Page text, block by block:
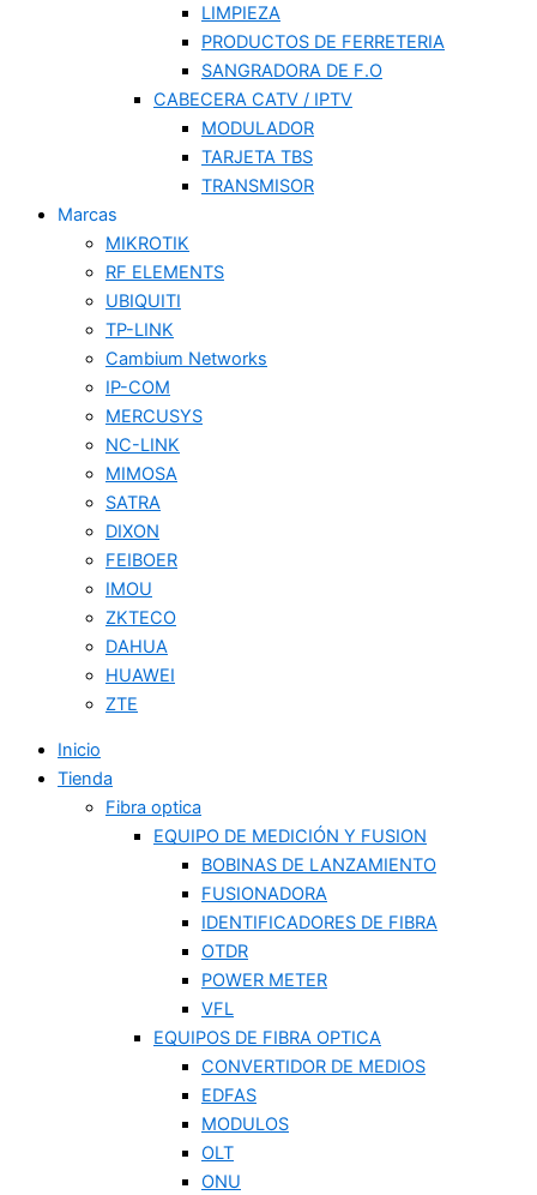
LIMPIEZA
PRODUCTOS DE FERRETERIA
SANGRADORA DE F.O
CABECERA CATV / IPTV
MODULADOR
TARJETA TBS
TRANSMISOR
Marcas
MIKROTIK
RF ELEMENTS
UBIQUITI
TP-LINK
Cambium Networks
IP-COM
MERCUSYS
NC-LINK
MIMOSA
SATRA
DIXON
FEIBOER
IMOU
ZKTECO
DAHUA
HUAWEI
ZTE
Inicio
Tienda
Fibra optica
EQUIPO DE MEDICIÓN Y FUSION
BOBINAS DE LANZAMIENTO
FUSIONADORA
IDENTIFICADORES DE FIBRA
OTDR
POWER METER
VFL
EQUIPOS DE FIBRA OPTICA
CONVERTIDOR DE MEDIOS
EDFAS
MODULOS
OLT
ONU